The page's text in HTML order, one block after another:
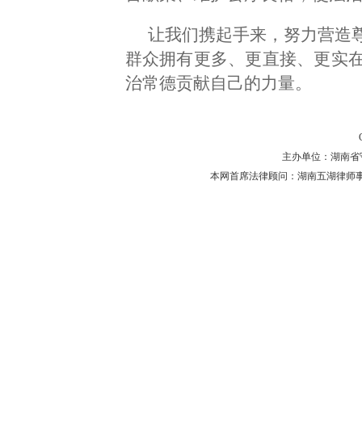
让我们携起手来，努力营造
群众拥有更多、更直接、更实
治常德贡献自己的力量。
主办单位：湖南省
本网首席法律顾问：湖南五湖律师